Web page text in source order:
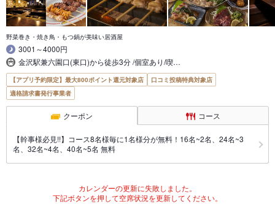
野菜巻き・焼き鳥・もつ鍋が美味い居酒屋
3001～4000円
金沢駅兼六園口(東口)から徒歩3分 /個室あり/喫…
【アプリ予約限定】最大800ポイント還元対象店
口コミ投稿特典対象店
適格請求書発行事業者
クーポン コース
【幹事様必見!!】コース8名様毎に1名様分が無料！16名~2名、24名~3
名、32名~4名、40名~5名 無料
カレンダーの更新に失敗しました。
下記ボタンを押して空席状況を更新してください。